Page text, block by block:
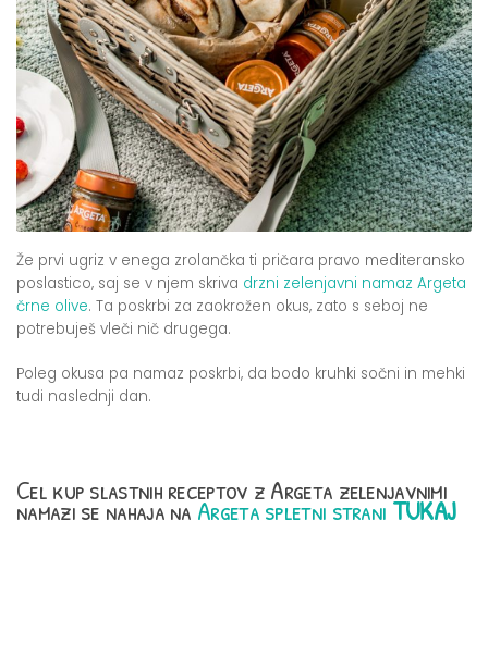
Že prvi ugriz v enega zrolančka ti pričara pravo mediteransko
poslastico, saj se v njem skriva drzni zelenjavni namaz Argeta
črne olive. Ta poskrbi za zaokrožen okus, zato s seboj ne
potrebuješ vleči nič drugega.
Poleg okusa pa namaz poskrbi, da bodo kruhki sočni in mehki
tudi naslednji dan.
Cel kup slastnih receptov z Argeta zelenjavnimi
namazi se nahaja naArgeta spletni straniTUKAJ